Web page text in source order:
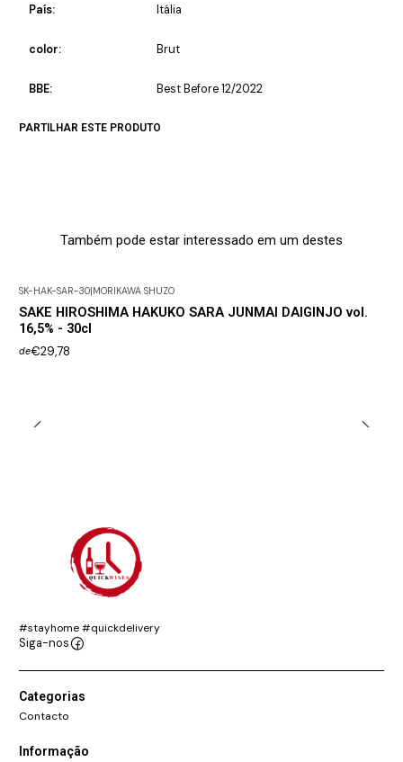
País: Itália
color: Brut
BBE: Best Before 12/2022
PARTILHAR ESTE PRODUTO
Também pode estar interessado em um destes
SK-HAK-SAR-30|MORIKAWA SHUZO
SAKE HIROSHIMA HAKUKO SARA JUNMAI DAIGINJO vol.
16,5% - 30cl
de€29,78
#stayhome #quickdelivery
Siga-nos
Categorias
Contacto
Informação